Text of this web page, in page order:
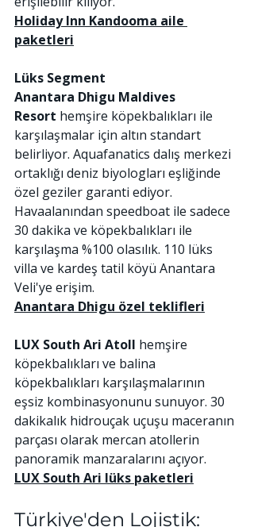
Holiday Inn Kandooma aile
paketleri
Lüks Segment
Anantara Dhigu Maldives
Resort hemşire köpekbalıkları ile
karşılaşmalar için altın standart
belirliyor. Aquafanatics dalış merkezi
ortaklığı deniz biyologları eşliğinde
özel geziler garanti ediyor.
Havaalanından speedboat ile sadece
30 dakika ve köpekbalıkları ile
karşılaşma %100 olasılık. 110 lüks
villa ve kardeş tatil köyü Anantara
Veli'ye erişim.
Anantara Dhigu özel teklifleri
LUX South Ari Atoll hemşire
köpekbalıkları ve balina
köpekbalıkları karşılaşmalarının
eşsiz kombinasyonunu sunuyor. 30
dakikalık hidrouçak uçuşu maceranın
parçası olarak mercan atollerin
panoramik manzaralarını açıyor.
LUX South Ari lüks paketleri
Türkiye'den Lojistik: